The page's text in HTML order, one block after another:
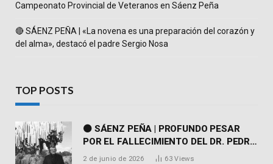
Campeonato Provincial de Veteranos en Sáenz Peña
🔴 SÁENZ PEÑA | «La novena es una preparación del corazón y
del alma», destacó el padre Sergio Nosa
TOP POSTS
⚫ SÁENZ PEÑA | PROFUNDO PESAR
POR EL FALLECIMIENTO DEL DR. PEDRO
MARTORELL
2 de junio de 2026 63Views